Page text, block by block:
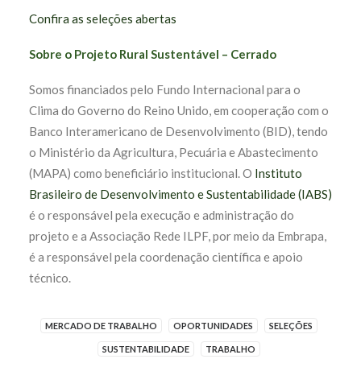
Confira as seleções abertas
Sobre o Projeto Rural Sustentável – Cerrado
Somos financiados pelo Fundo Internacional para o
Clima do Governo do Reino Unido, em cooperação com o
Banco Interamericano de Desenvolvimento (BID), tendo
o Ministério da Agricultura, Pecuária e Abastecimento
(MAPA) como beneficiário institucional. O Instituto
Brasileiro de Desenvolvimento e Sustentabilidade (IABS)
é o responsável pela execução e administração do
projeto e a Associação Rede ILPF, por meio da Embrapa,
é a responsável pela coordenação científica e apoio
técnico.
MERCADO DE TRABALHO OPORTUNIDADES SELEÇÕES
SUSTENTABILIDADE TRABALHO